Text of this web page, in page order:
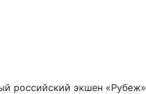
российский экшен «Рубеж»